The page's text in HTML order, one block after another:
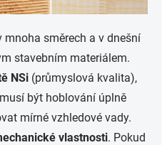
mnoha směrech a v dnešní
stavebním materiálem.
NSi (průmyslová kvalita),
být hoblování úplně
mírné vzhledové vady.
vlastnosti. Pokud